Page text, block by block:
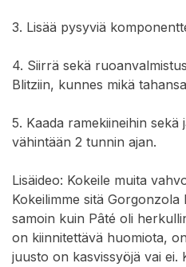
3. Lisää pysyviä
4. Siirrä sekä
Blitziin, kunnes mikä
5. Kaada ramekiineihin sekä
vähintään 2 tunnin ajan.
Lisäideo: Kokeile muita
Kokeilimme sitä Gorgonzola
samoin kuin Pâté oli
on kiinnitettävä huomiota,
juusto on kasvissyöjä vai ei.